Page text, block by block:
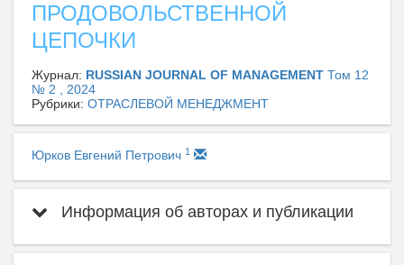
ПРОДОВОЛЬСТВЕННОЙ
ЦЕПОЧКИ
Журнал: RUSSIAN JOURNAL OF MANAGEMENT Том 12
№ 2 , 2024
Рубрики: ОТРАСЛЕВОЙ МЕНЕДЖМЕНТ
Юрков Евгений Петрович 1
Информация об авторах и публикации